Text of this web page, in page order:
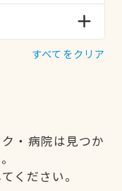
すべてをクリア
・病院は見つか
ください。